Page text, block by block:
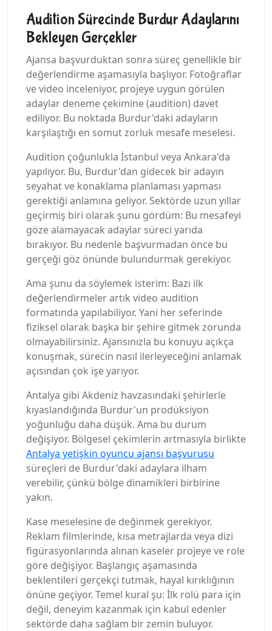
Audition Sürecinde Burdur Adaylarını
Bekleyen Gerçekler
Ajansa başvurduktan sonra süreç genellikle bir
değerlendirme aşamasıyla başlıyor. Fotoğraflar
ve video inceleniyor, projeye uygun görülen
adaylar deneme çekimine (audition) davet
ediliyor. Bu noktada Burdur'daki adayların
karşılaştığı en somut zorluk mesafe meselesi.
Audition çoğunlukla İstanbul veya Ankara'da
yapılıyor. Bu, Burdur'dan gidecek bir adayın
seyahat ve konaklama planlaması yapması
gerektiği anlamına geliyor. Sektörde uzun yıllar
geçirmiş biri olarak şunu gördüm: Bu mesafeyi
göze alamayacak adaylar süreci yarıda
bırakıyor. Bu nedenle başvurmadan önce bu
gerçeği göz önünde bulundurmak gerekiyor.
Ama şunu da söylemek isterim: Bazı ilk
değerlendirmeler artık video audition
formatında yapılabiliyor. Yani her seferinde
fiziksel olarak başka bir şehire gitmek zorunda
olmayabilirsiniz. Ajansınızla bu konuyu açıkça
konuşmak, sürecin nasıl ilerleyeceğini anlamak
açısından çok işe yarıyor.
Antalya gibi Akdeniz havzasındaki şehirlerle
kıyaslandığında Burdur'un prodüksiyon
yoğunluğu daha düşük. Ama bu durum
değişiyor. Bölgesel çekimlerin artmasıyla birlikte
Antalya yetişkin oyuncu ajansı başvurusu
süreçleri de Burdur'daki adaylara ilham
verebilir, çünkü bölge dinamikleri birbirine
yakın.
Kase meselesine de değinmek gerekiyor.
Reklam filmlerinde, kısa metrajlarda veya dizi
figürasyonlarında alınan kaseler projeye ve role
göre değişiyor. Başlangıç aşamasında
beklentileri gerçekçi tutmak, hayal kırıklığının
önüne geçiyor. Temel kural şu: İlk rolü para için
değil, deneyim kazanmak için kabul edenler
sektörde daha sağlam bir zemin buluyor.